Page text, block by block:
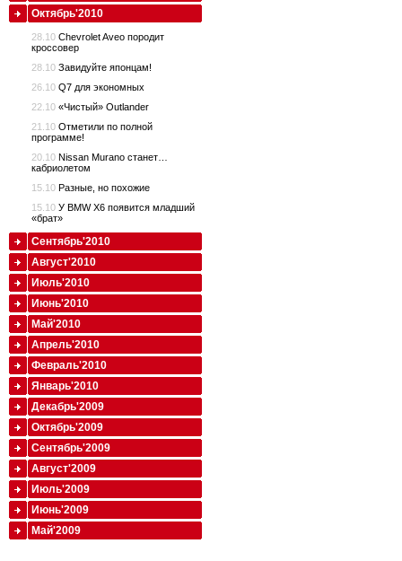
Октябрь'2010
28.10 Chevrolet Aveo породит
кроссовер
28.10 Завидуйте японцам!
26.10 Q7 для экономных
22.10 «Чистый» Outlander
21.10 Отметили по полной
программе!
20.10 Nissan Murano станет…
кабриолетом
15.10 Разные, но похожие
15.10 У BMW X6 появится младший
«брат»
Сентябрь'2010
Август'2010
Июль'2010
Июнь'2010
Май'2010
Апрель'2010
Февраль'2010
Январь'2010
Декабрь'2009
Октябрь'2009
Сентябрь'2009
Август'2009
Июль'2009
Июнь'2009
Май'2009